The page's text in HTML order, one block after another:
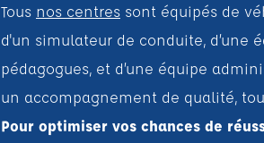
Tous nos centres sont équipés de
d'un simulateur de conduite, d’une
pédagogues, et d’une équipe
un accompagnement de qualité,
Pour optimiser vos chances de